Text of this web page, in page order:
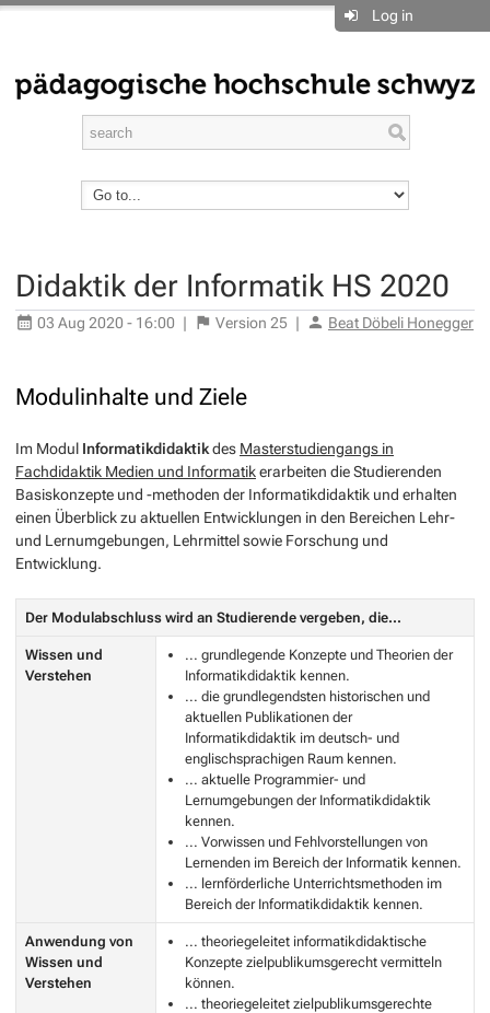
Log in
Didaktik der Informatik HS 2020
03 Aug 2020 - 16:00 | Version 25 | Beat Döbeli Honegger
Modulinhalte und Ziele
Im Modul Informatikdidaktikdes Masterstudiengangs in
Fachdidaktik Medien und Informatikerarbeiten die Studierenden
Basiskonzepte und -methoden der Informatikdidaktik und erhalten
einen Überblick zu aktuellen Entwicklungen in den Bereichen Lehr-
und Lernumgebungen, Lehrmittel sowie Forschung und
Entwicklung.
Der Modulabschluss wird an Studierende vergeben, die...
Wissen und
Verstehen
... grundlegende Konzepte und Theorien der
Informatikdidaktik kennen.
... die grundlegendsten historischen und
aktuellen Publikationen der
Informatikdidaktik im deutsch- und
englischsprachigen Raum kennen.
... aktuelle Programmier- und
Lernumgebungen der Informatikdidaktik
kennen.
... Vorwissen und Fehlvorstellungen von
Lernenden im Bereich der Informatik kennen.
... lernförderliche Unterrichtsmethoden im
Bereich der Informatikdidaktik kennen.
Anwendung von
Wissen und
Verstehen
... theoriegeleitet informatikdidaktische
Konzepte zielpublikumsgerecht vermitteln
können.
... theoriegeleitet zielpublikumsgerechte